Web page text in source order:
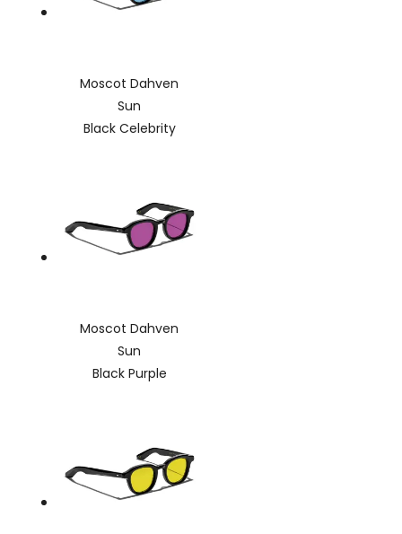
Moscot Dahven
Sun
Black Celebrity
Moscot Dahven
Sun
Black Purple